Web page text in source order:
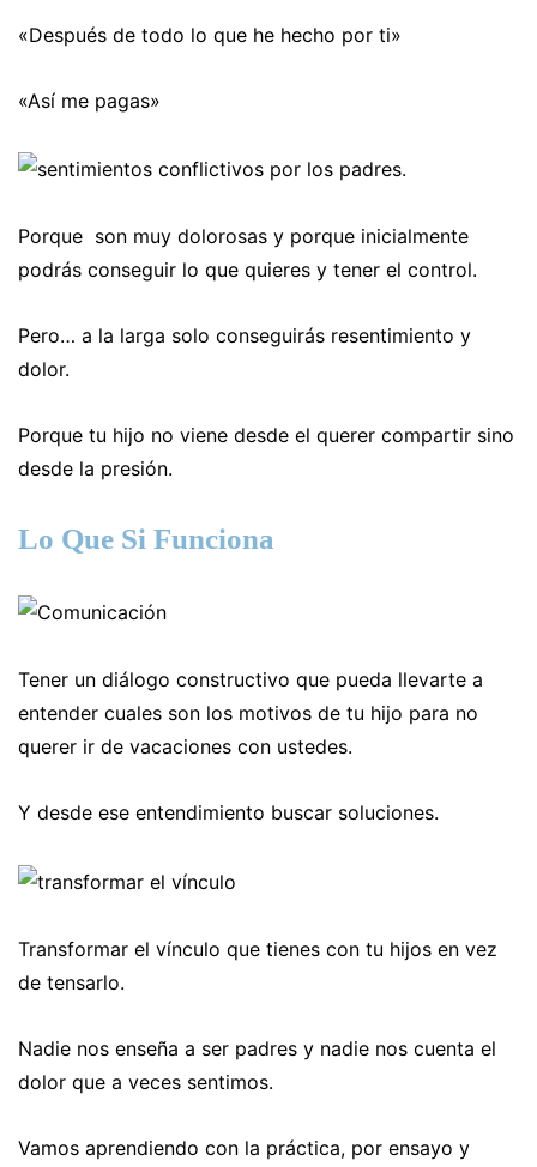
«Después de todo lo que he hecho por ti»
«Así me pagas»
Porque son muy dolorosas y porque inicialmente
podrás conseguir lo que quieres y tener el control.
Pero… a la larga solo conseguirás resentimiento y
dolor.
Porque tu hijo no viene desde el querer compartir sino
desde la presión.
Lo Que Si Funciona
Tener un diálogo constructivo que pueda llevarte a
entender cuales son los motivos de tu hijo para no
querer ir de vacaciones con ustedes.
Y desde ese entendimiento buscar soluciones.
Transformar el vínculo que tienes con tu hijos en vez
de tensarlo.
Nadie nos enseña a ser padres y nadie nos cuenta el
dolor que a veces sentimos.
Vamos aprendiendo con la práctica, por ensayo y